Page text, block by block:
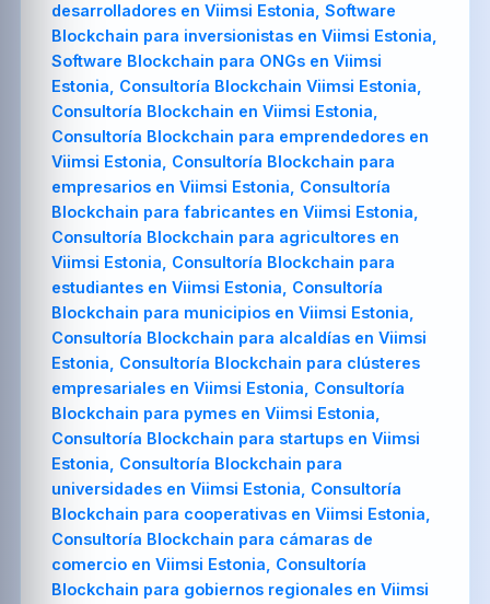
desarrolladores en Viimsi Estonia, Software
Blockchain para inversionistas en Viimsi Estonia,
Software Blockchain para ONGs en Viimsi
Estonia, Consultoría Blockchain Viimsi Estonia,
Consultoría Blockchain en Viimsi Estonia,
Consultoría Blockchain para emprendedores en
Viimsi Estonia, Consultoría Blockchain para
empresarios en Viimsi Estonia, Consultoría
Blockchain para fabricantes en Viimsi Estonia,
Consultoría Blockchain para agricultores en
Viimsi Estonia, Consultoría Blockchain para
estudiantes en Viimsi Estonia, Consultoría
Blockchain para municipios en Viimsi Estonia,
Consultoría Blockchain para alcaldías en Viimsi
Estonia, Consultoría Blockchain para clústeres
empresariales en Viimsi Estonia, Consultoría
Blockchain para pymes en Viimsi Estonia,
Consultoría Blockchain para startups en Viimsi
Estonia, Consultoría Blockchain para
universidades en Viimsi Estonia, Consultoría
Blockchain para cooperativas en Viimsi Estonia,
Consultoría Blockchain para cámaras de
comercio en Viimsi Estonia, Consultoría
Blockchain para gobiernos regionales en Viimsi